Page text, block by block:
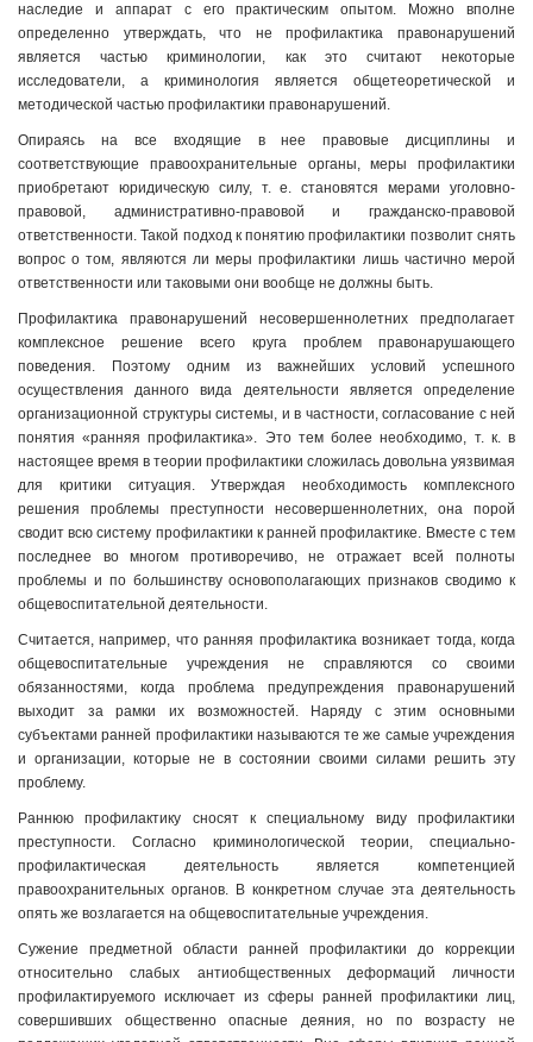
наследие и аппарат с его практическим опытом. Можно вполне
определенно утверждать, что не профилактика правонарушений
является частью криминологии, как это считают некоторые
исследователи, а криминология является общетеоретической и
методической частью профилактики правонарушений.
Опираясь на все входящие в нее правовые дисциплины и
соответствующие правоохранительные органы, меры профилактики
приобретают юридическую силу, т. е. становятся мерами уголовно-
правовой, административно-правовой и гражданско-правовой
ответственности. Такой подход к понятию профилактики позволит снять
вопрос о том, являются ли меры профилактики лишь частично мерой
ответственности или таковыми они вообще не должны быть.
Профилактика правонарушений несовершеннолетних предполагает
комплексное решение всего круга проблем правонарушающего
поведения. Поэтому одним из важнейших условий успешного
осуществления данного вида деятельности является определение
организационной структуры системы, и в частности, согласование с ней
понятия «ранняя профилактика». Это тем более необходимо, т. к. в
настоящее время в теории профилактики сложилась довольна уязвимая
для критики ситуация. Утверждая необходимость комплексного
решения проблемы преступности несовершеннолетних, она порой
сводит всю систему профилактики к ранней профилактике. Вместе с тем
последнее во многом противоречиво, не отражает всей полноты
проблемы и по большинству основополагающих признаков сводимо к
общевоспитательной деятельности.
Считается, например, что ранняя профилактика возникает тогда, когда
общевоспитательные учреждения не справляются со своими
обязанностями, когда проблема предупреждения правонарушений
выходит за рамки их возможностей. Наряду с этим основными
субъектами ранней профилактики называются те же самые учреждения
и организации, которые не в состоянии своими силами решить эту
проблему.
Раннюю профилактику сносят к специальному виду профилактики
преступности. Согласно криминологической теории, специально-
профилактическая деятельность является компетенцией
правоохранительных органов. В конкретном случае эта деятельность
опять же возлагается на общевоспитательные учреждения.
Сужение предметной области ранней профилактики до коррекции
относительно слабых антиобщественных деформаций личности
профилактируемого исключает из сферы ранней профилактики лиц,
совершивших общественно опасные деяния, но по возрасту не